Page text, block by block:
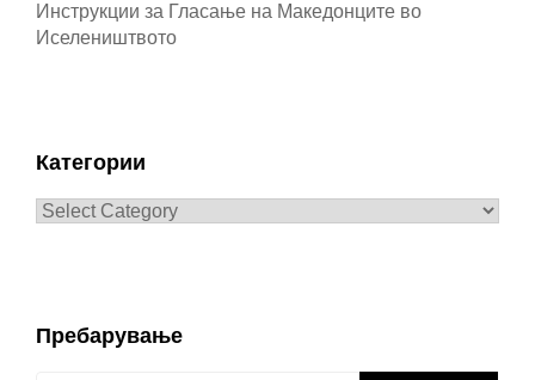
Инструкции за Гласање на Македонците во
Иселеништвото
Категории
Категории
Пребарување